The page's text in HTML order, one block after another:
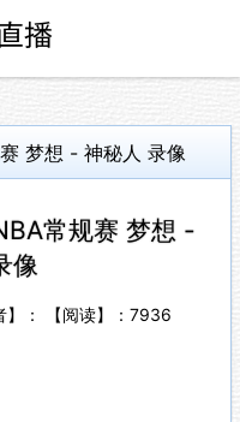
梦想 - 神秘人 录像
常规赛 梦想 -
像
： 【阅读】： 7936